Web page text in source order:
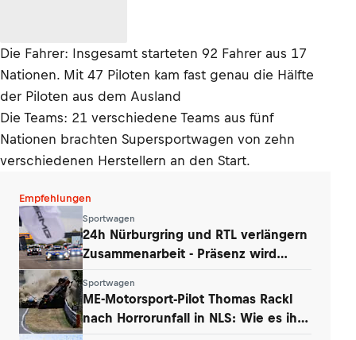
Die Fahrer: Insgesamt starteten 92 Fahrer aus 17
Nationen. Mit 47 Piloten kam fast genau die Hälfte
der Piloten aus dem Ausland
Die Teams: 21 verschiedene Teams aus fünf
Nationen brachten Supersportwagen von zehn
verschiedenen Herstellern an den Start.
Empfehlungen
Sportwagen
24h Nürburgring und RTL verlängern
Zusammenarbeit - Präsenz wird
Sportwagen
ME-Motorsport-Pilot Thomas Rackl
nach Horrorunfall in NLS: Wie es ihm